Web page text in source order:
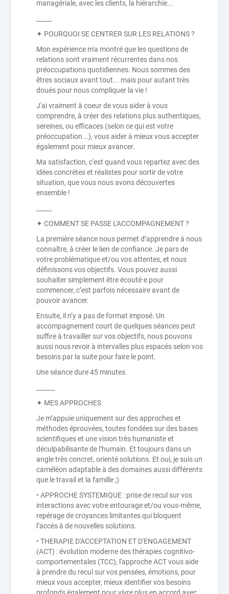
managériale, avec les clients, la hiérarchie...
✦ POURQUOI SE CENTRER SUR LES RELATIONS ?
Mon expérience m'a montré que les questions de
relations sont vraiment récurrentes dans nos
préoccupations quotidiennes. Nous sommes des
êtres sociaux avant tout... mais pour autant très
doués pour nous compliquer la vie !
J'ai vraiment à coeur de vous aider à vous
comprendre, à créer des relations plus authentiques,
sereines, ou efficaces (selon ce qui est votre
préoccupation...), vous aider à mieux vous accepter
également pour mieux avancer.
Ma satisfaction, c'est quand vous repartez avec des
idées concrètes et réalistes pour sortir de votre
situation, que vous nous avons découvertes
ensemble !
✦ COMMENT SE PASSE L'ACCOMPAGNEMENT ?
La première séance nous permet d’apprendre à nous
connaître, à créer le lien de confiance. Je pars de
votre problématique et/ou vos attentes, et nous
définissons vos objectifs. Vous pouvez aussi
souhaiter simplement être écouté·e pour
commencer, c’est parfois nécessaire avant de
pouvoir avancer.
Ensuite, il n’y a pas de format imposé. Un
accompagnement court de quelques séances peut
suffire à travailler sur vos objectifs, nous pouvons
aussi nous revoir à intervalles plus espacés selon vos
besoins par la suite pour faire le point.
Une séance dure 45 minutes.
✦ MES APPROCHES
Je m’appuie uniquement sur des approches et
méthodes éprouvées, toutes fondées sur des bases
scientifiques et une vision très humaniste et
déculpabilisante de l’humain. Et toujours dans un
angle très concret, orienté solutions. Et oui, je suis un
caméléon adaptable à des domaines aussi différents
que le travail et la famille ;)
• APPROCHE SYSTEMIQUE : prise de recul sur vos
interactions avec votre entourage et/ou vous-même,
repérage de croyances limitantes qui bloquent
l’accès à de nouvelles solutions.
• THERAPIE D'ACCEPTATION ET D'ENGAGEMENT
(ACT) : évolution moderne des thérapies cognitivo-
comportementales (TCC), l'approche ACT vous aide
à prendre du recul sur vos pensées, émotions, pour
mieux vous accepter, mieux identifier vos besoins